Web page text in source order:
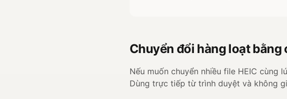
Chuyển đổi hàng loạt
Nếu muốn chuyển nhiều file HEIC cùng
Dùng trực tiếp từ trình duyệt và không